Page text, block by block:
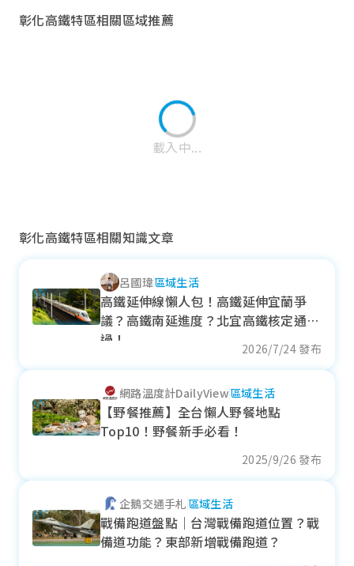
彰化高鐵特區相關區域推薦
載入中...
二林科學園區
近一年成交單價
各季房價趨勢
彰化高鐵特區相關知識文章
呂國瑋區域生活
高鐵延伸線懶人包！高鐵延伸宜蘭爭
議？高鐵南延進度？北宜高鐵核定通
過！
2026/7/24 發布
網路溫度計DailyView區域生活
【野餐推薦】全台懶人野餐地點
Top10！野餐新手必看！
2025/9/26 發布
企鵝交通手札 區域生活
戰備跑道盤點｜台灣戰備跑道位置？戰
備道功能？東部新增戰備跑道？